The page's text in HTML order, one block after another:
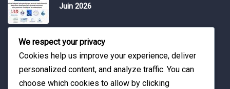
Juin 2026
Water Expo 2026, 5,6 et 7 Mai 2026
Workshop on “INTEGRATED GROUNDWATER
We respect your privacy
Cookies help us improve your experience, deliver
personalized content, and analyze traffic. You can
choose which cookies to allow by clicking